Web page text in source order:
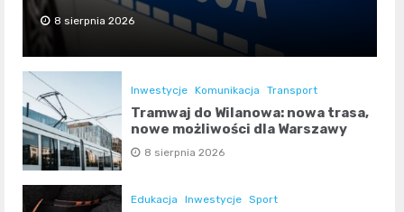
8 sierpnia 2026
Inwestycje Komunikacja Transport
Tramwaj do Wilanowa: nowa trasa,
nowe możliwości dla Warszawy
8 sierpnia 2026
Edukacja Inwestycje Sport